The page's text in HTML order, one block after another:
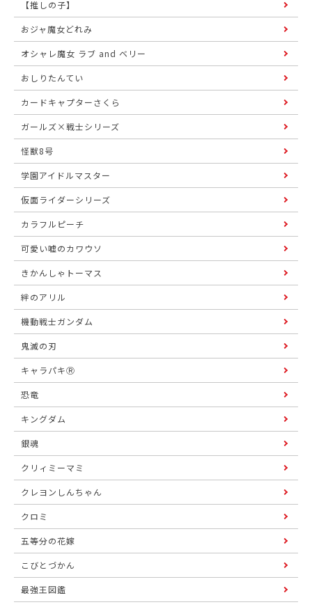
【推しの子】
おジャ魔女どれみ
オシャレ魔女 ラブ and ベリー
おしりたんてい
カードキャプターさくら
ガールズ×戦士シリーズ
怪獣8号
学園アイドルマスター
仮面ライダーシリーズ
カラフルピーチ
可愛い嘘のカワウソ
きかんしゃトーマス
絆のアリル
機動戦士ガンダム
鬼滅の刃
キャラパキⓇ
恐竜
キングダム
銀魂
クリィミーマミ
クレヨンしんちゃん
クロミ
五等分の花嫁
こびとづかん
最強王図鑑